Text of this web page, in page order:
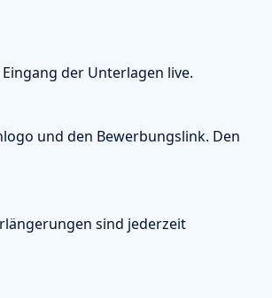
der Unterlagen live.
und den Bewerbungslink. Den
sind jederzeit